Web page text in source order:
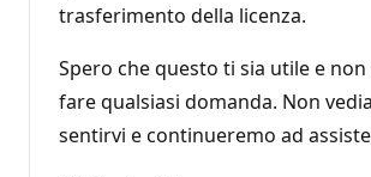
trasferimento della licenza.
Spero che questo ti sia utile e non
fare qualsiasi domanda. Non
sentirvi e continueremo ad